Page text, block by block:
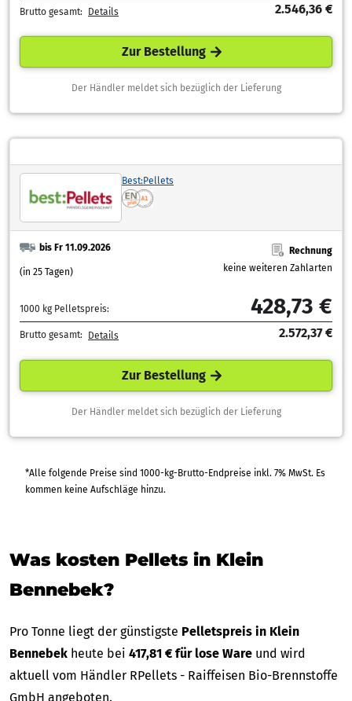
Brutto gesamt: Details 2.546,36 €
Zur Bestellung
Der Händler meldet sich bezüglich der Lieferung
Best:Pellets
bis Fr 11.09.2026
(in 25 Tagen)
Rechnung
keine weiteren Zahlarten
1000 kg Pelletspreis: 428,73 €
Brutto gesamt: Details 2.572,37 €
Zur Bestellung
Der Händler meldet sich bezüglich der Lieferung
*Alle folgende Preise sind 1000-kg-Brutto-Endpreise inkl. 7% MwSt. Es
kommen keine Aufschläge hinzu.
Was kosten Pellets in Klein
Bennebek?
Pro Tonne liegt der günstigste Pelletspreis in Klein
Bennebek heute bei 417,81 € für lose Ware und wird
aktuell vom Händler RPellets - Raiffeisen Bio-Brennstoffe
GmbH angeboten.